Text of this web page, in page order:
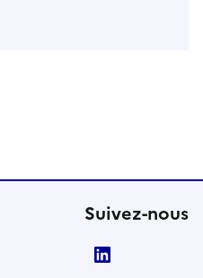
Suivez-nous